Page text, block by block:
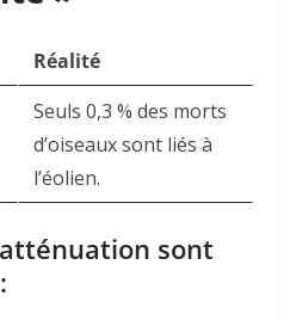
Réalité
Seuls 0,3 % des morts
d’oiseaux sont liés à
l’éolien.
sont